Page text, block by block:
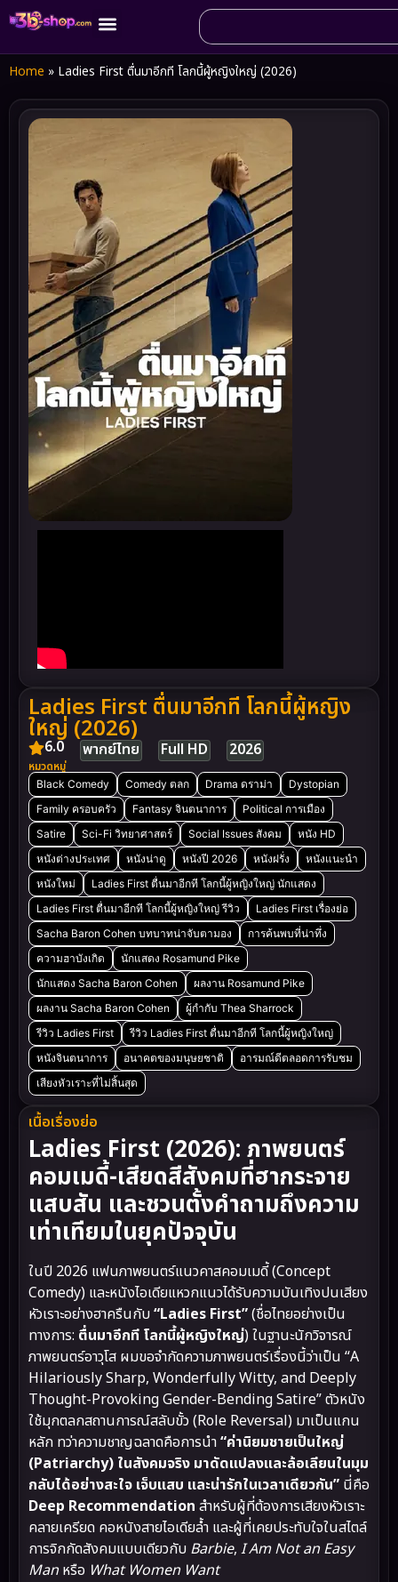
Home » Ladies First ตื่นมาอีกที โลกนี้ผู้หญิงใหญ่ (2026)
Ladies First ตื่นมาอีกที โลกนี้ผู้หญิง
ใหญ่ (2026)
6.0 พากย์ไทย Full HD 2026
หมวดหมู่
Black Comedy Comedy ตลก Drama ดราม่า
Dystopian
Family ครอบครัว
Fantasy จินตนาการ
Political การเมือง
Satire
Sci-Fi วิทยาศาสตร์ Social Issues สังคม
หนัง HD
หนังต่างประเทศ
หนังน่าดู หนังปี 2026 หนังฝรั่ง
หนังแนะนำ
หนังใหม่
Ladies First ตื่นมาอีกที โลกนี้ผู้หญิงใหญ่ นักแสดง
Ladies First ตื่นมาอีกที โลกนี้ผู้หญิงใหญ่ รีวิว
Ladies First เรื่องย่อ
Sacha Baron Cohen บทบาทน่าจับตามอง
การค้นพบที่น่าทึ่ง
ความฮาบังเกิด
นักแสดง Rosamund Pike
นักแสดง Sacha Baron Cohen
ผลงาน Rosamund Pike
ผลงาน Sacha Baron Cohen
ผู้กำกับ Thea Sharrock
รีวิว Ladies First
รีวิว Ladies First ตื่นมาอีกที โลกนี้ผู้หญิงใหญ่
หนังจินตนาการ
อนาคตของมนุษยชาติ
อารมณ์ดีตลอดการรับชม
เสียงหัวเราะที่ไม่สิ้นสุด
เนื้อเรื่องย่อ
Ladies First (2026): ภาพยนตร์
คอมเมดี้-เสียดสีสังคมที่ฮากระจาย
แสบสัน และชวนตั้งคำถามถึงความ
เท่าเทียมในยุคปัจจุบัน
ในปี 2026 แฟนภาพยนตร์แนวคาสคอมเมดี้ (Concept
Comedy) และหนังไอเดียแหวกแนวได้รับความบันเทิงปนเสียง
หัวเราะอย่างฮาครืนกับ“Ladies First”(ชื่อไทยอย่างเป็น
ทางการ: ตื่นมาอีกที โลกนี้ผู้หญิงใหญ่) ในฐานะนักวิจารณ์
ภาพยนตร์อาวุโส ผมขอจำกัดความภาพยนตร์เรื่องนี้ว่าเป็น “A
Hilariously Sharp, Wonderfully Witty, and Deeply
Thought-Provoking Gender-Bending Satire” ตัวหนัง
ใช้มุกตลกสถานการณ์สลับขั้ว (Role Reversal) มาเป็นแกน
หลัก ทว่าความชาญฉลาดคือการนำ“ค่านิยมชายเป็นใหญ่
(Patriarchy) ในสังคมจริง มาดัดแปลงและล้อเลียนในมุม
กลับได้อย่างสะใจ เจ็บแสบ และน่ารักในเวลาเดียวกัน” นี่คือ
Deep Recommendation สำหรับผู้ที่ต้องการเสียงหัวเราะ
คลายเครียด คอหนังสายไอเดียล้ำ และผู้ที่เคยประทับใจในสไตล์
การจิกกัดสังคมแบบเดียวกับ Barbie, I Am Not an Easy
Manหรือ What Women Want